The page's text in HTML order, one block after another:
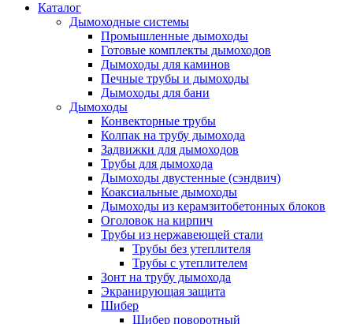
Каталог
Дымоходные системы
Промышленные дымоходы
Готовые комплекты дымоходов
Дымоходы для каминов
Печные трубы и дымоходы
Дымоходы для бани
Дымоходы
Конвекторные трубы
Колпак на трубу дымохода
Задвижки для дымоходов
Трубы для дымохода
Дымоходы двустенные (сэндвич)
Коаксиальные дымоходы
Дымоходы из керамзитобетонных блоков
Оголовок на кирпич
Трубы из нержавеющей стали
Трубы без утеплителя
Трубы с утеплителем
Зонт на трубу дымохода
Экранирующая защита
Шибер
Шибер поворотный